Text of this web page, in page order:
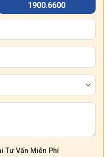
1900.6600
Tư Vấn Miễn Phí